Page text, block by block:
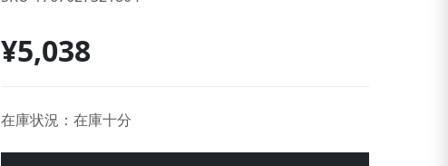
¥5,038
在庫状況：在庫十分